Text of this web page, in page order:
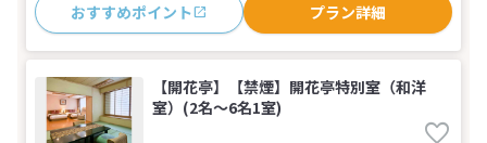
おすすめポイント プラン詳細
【開花亭】【禁煙】開花亭特別室（和洋
室）(2名～6名1室)